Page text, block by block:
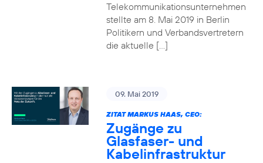
Telekommunikationsunternehmen
stellte am 8. Mai 2019 in Berlin
Politikern und Verbandsvertretern
die aktuelle […]
09. Mai 2019
ZITAT MARKUS HAAS, CEO:
Zugänge zu
Glasfaser- und
Kabelinfrastruktur